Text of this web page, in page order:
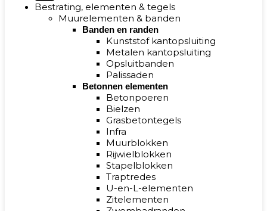
Bestrating, elementen & tegels
Muurelementen & banden
Banden en randen
Kunststof kantopsluiting
Metalen kantopsluiting
Opsluitbanden
Palissaden
Betonnen elementen
Betonpoeren
Bielzen
Grasbetontegels
Infra
Muurblokken
Rijwielblokken
Stapelblokken
Traptredes
U-en-L-elementen
Zitelementen